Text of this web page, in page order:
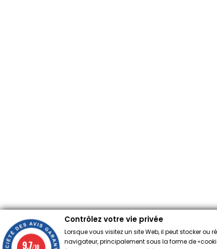
Contrôlez votre vie privée
Lorsque vous visitez un site Web, il peut stocker ou
navigateur, principalement sous la forme de
9.7/10